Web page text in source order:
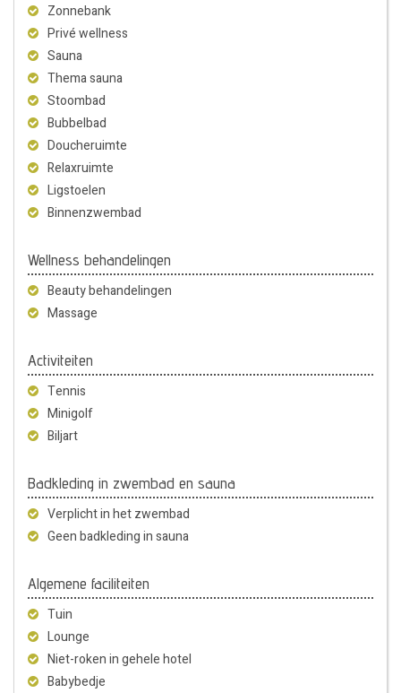
Zonnebank
Privé wellness
Sauna
Thema sauna
Stoombad
Bubbelbad
Doucheruimte
Relaxruimte
Ligstoelen
Binnenzwembad
Wellness behandelingen
Beauty behandelingen
Massage
Activiteiten
Tennis
Minigolf
Biljart
Badkleding in zwembad en sauna
Verplicht in het zwembad
Geen badkleding in sauna
Algemene faciliteiten
Tuin
Lounge
Niet-roken in gehele hotel
Babybedje